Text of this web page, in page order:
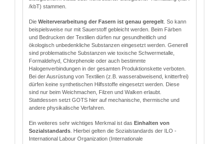
/kbT) stammen.
Die Weiterverarbeitung der Fasern ist genau geregelt . So kann
beispielsweise nur mit Sauerstoff gebleicht werden. Beim Färben
und Bedrucken der Textilien dürfen nur gesundheitlich und
ökologisch unbedenkliche Substanzen eingesetzt werden. Generell
sind problematische Substanzen wie toxische Schwermetalle,
Formaldehyd, Chlorphenole oder auch bestimmte
Halogenverbindungen in der gesamten Produktionskette verboten.
Bei der Ausrüstung von Textilien (z.B. wasserabweisend, knitterfrei)
dürfen keine synthetischen Hilfsstoffe eingesetzt werden. Diese
sind nur beim Weichmachen, Filzen und Walken erlaubt.
Stattdessen setzt GOTS hier auf mechanische, thermische und
andere physikalische Verfahren.
Ein weiteres sehr wichtiges Merkmal ist das Einhalten von
Sozialstandards . Hierbei gelten die Sozialstandards der ILO -
International Labour Organization (Internationale